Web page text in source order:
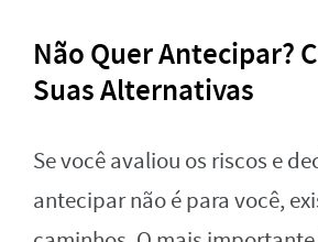
Não Quer Antecipar?
Suas Alternativas
Se você avaliou os riscos e
antecipar não é para você,